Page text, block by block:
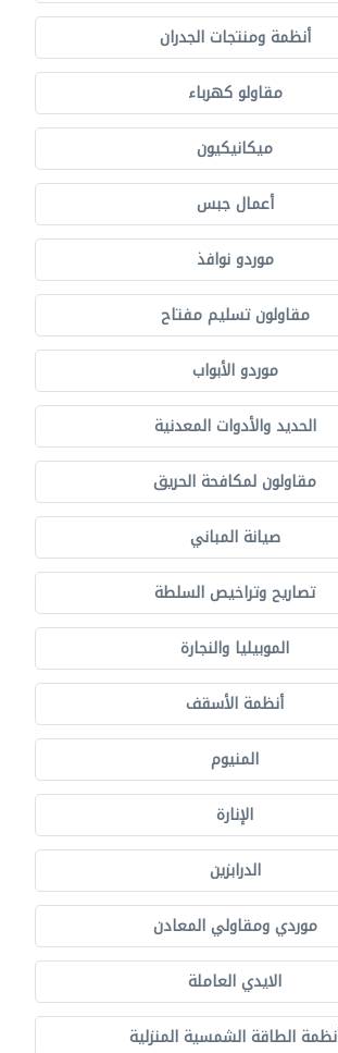
أنظمة ومنتجات الجدران
مقاولو كهرباء
ميكانيكيون
أعمال جبس
موردو نوافذ
مقاولون تسليم مفتاح
موردو الأبواب
الحديد والأدوات المعدنية
مقاولون لمكافحة الحريق
صيانة المباني
تصاريح وتراخيص السلطة
الموبيليا والنجارة
أنظمة الأسقف
المنيوم
الإنارة
الدرابزين
موردي ومقاولي المعادن
الايدي العاملة
الطاقة الشمسية المنزلية